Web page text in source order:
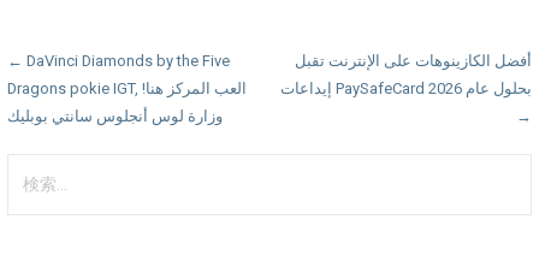
投
稿
ビ
← DaVinci Diamonds by the Five
Dragons pokie IGT, العب المركز هنا!
وزارة لوس أنجلوس سانتي بوبليك
أفضل الكازينوهات على الإنترنت تقبل
إيداعات PaySafeCard بحلول عام 2026
→
索: